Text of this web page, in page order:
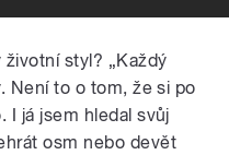
styl? „Každý
Není to o tom, že si po
I já jsem hledal svůj
osm nebo devět